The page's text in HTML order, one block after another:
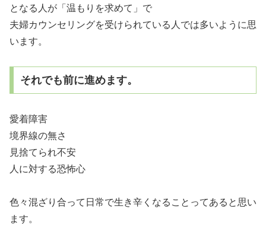
となる人が「温もりを求めて」で
夫婦カウンセリングを受けられている人では多いように思
います。
それでも前に進めます。
愛着障害
境界線の無さ
見捨てられ不安
人に対する恐怖心
色々混ざり合って日常で生き辛くなることってあると思い
ます。